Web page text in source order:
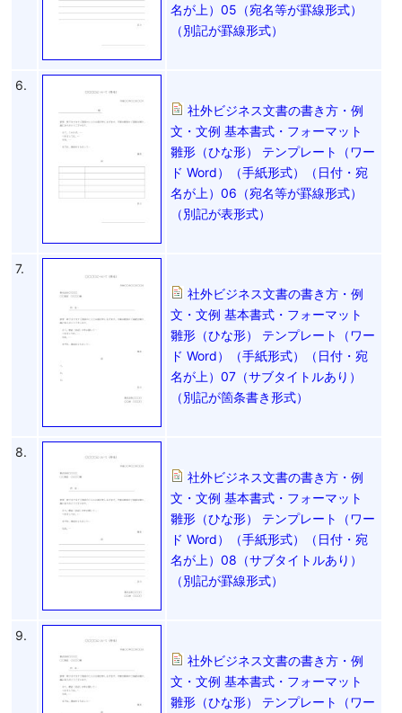
名が上）05（宛名等が罫線形式）
（別記が罫線形式）
6.
社外ビジネス文書の書き方・例
文・文例 基本書式・フォーマット
雛形（ひな形） テンプレート（ワー
ド Word）（手紙形式）（日付・宛
名が上）06（宛名等が罫線形式）
（別記が表形式）
7.
社外ビジネス文書の書き方・例
文・文例 基本書式・フォーマット
雛形（ひな形） テンプレート（ワー
ド Word）（手紙形式）（日付・宛
名が上）07（サブタイトルあり）
（別記が箇条書き形式）
8.
社外ビジネス文書の書き方・例
文・文例 基本書式・フォーマット
雛形（ひな形） テンプレート（ワー
ド Word）（手紙形式）（日付・宛
名が上）08（サブタイトルあり）
（別記が罫線形式）
9.
社外ビジネス文書の書き方・例
文・文例 基本書式・フォーマット
雛形（ひな形） テンプレート（ワー